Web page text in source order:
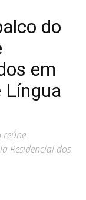
do
em
Língua
reúne
Residencial dos